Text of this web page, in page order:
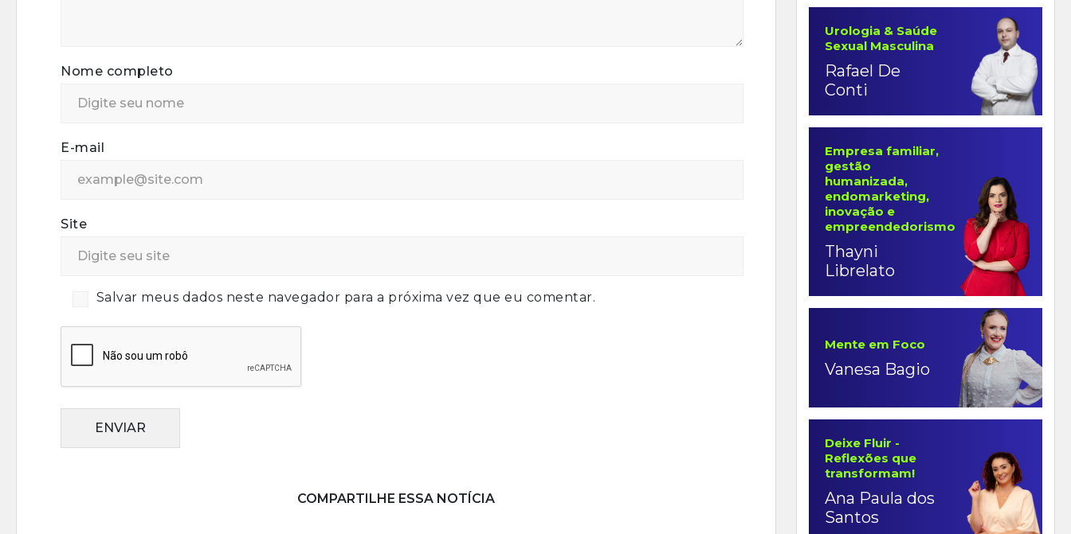
Nome completo
E-mail
Site
Salvar meus dados neste navegador para a próxima vez que eu comentar.
ENVIAR
COMPARTILHE ESSA NOTÍCIA
Urologia & Saúde
Sexual Masculina
Rafael De
Conti
Empresa familiar,
gestão
humanizada,
endomarketing,
inovação e
empreendedorismo
Thayni
Librelato
Mente em Foco
Vanesa Bagio
Deixe Fluir -
Reflexões que
transformam!
Ana Paula dos
Santos